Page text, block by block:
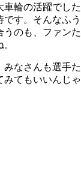
輪の活躍でした
す。そんなふう
うのも、ファンた
なさんも選手た
みてもいいんじゃ